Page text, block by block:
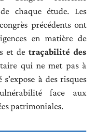
chaque étude. Les
précédents ont
en matière de
et de traçabilité des
qui ne met pas à
à des risques
face aux
patrimoniales.